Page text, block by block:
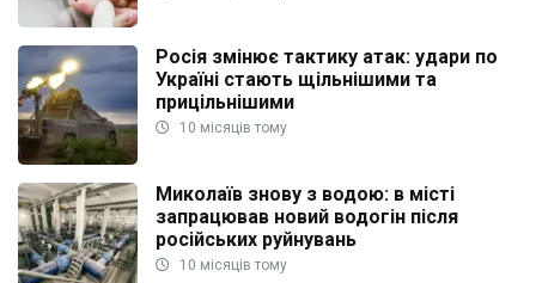
Росія змінює тактику атак: удари по
Україні стають щільнішими та
прицільнішими
10 місяців тому
Миколаїв знову з водою: в місті
запрацював новий водогін після
російських руйнувань
10 місяців тому